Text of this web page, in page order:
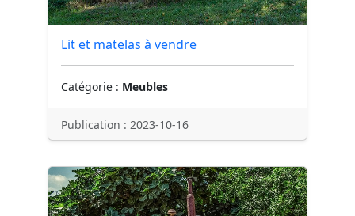
Lit et matelas à vendre
Catégorie : Meubles
Publication : 2023-10-16